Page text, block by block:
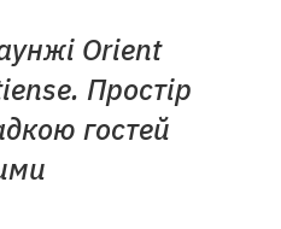
Orient
Простір
гостей